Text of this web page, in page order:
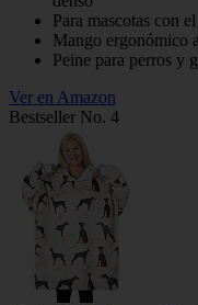
Para mascotas con
Mango ergonómico
Peine para perros y
Ver en Amazon
Bestseller No. 4